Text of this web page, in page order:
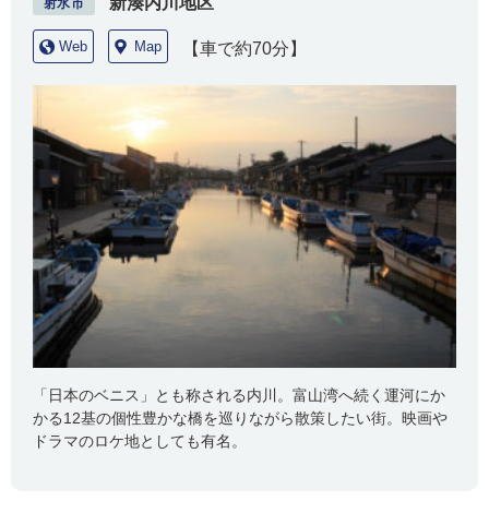
射水市
Web Map 【車で約70分】
「日本のベニス」とも称される内川。富山湾へ続く運河にか
かる12基の個性豊かな橋を巡りながら散策したい街。映画や
ドラマのロケ地としても有名。